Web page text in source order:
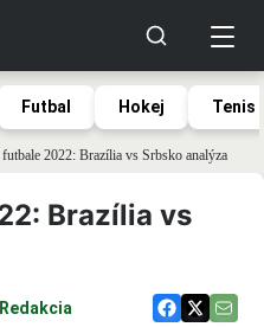
Futbal Hokej Tenis
2022: Brazília vs Srbsko analýza
Brazília vs
Redakcia